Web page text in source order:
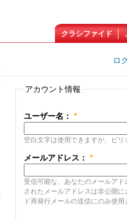
クラシファイド
ロ
アカウント情報
ユーザー名： *
空白文字は使用できますが、ピ
メールアドレス： *
受信可能な、あなたのメールア
されたメールアドレスは非公開
ド再発行メールの送信にのみ使用